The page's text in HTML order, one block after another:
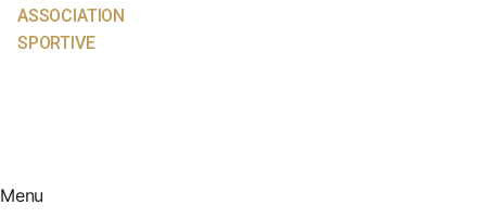
ASSOCIATION
SPORTIVE
Menu